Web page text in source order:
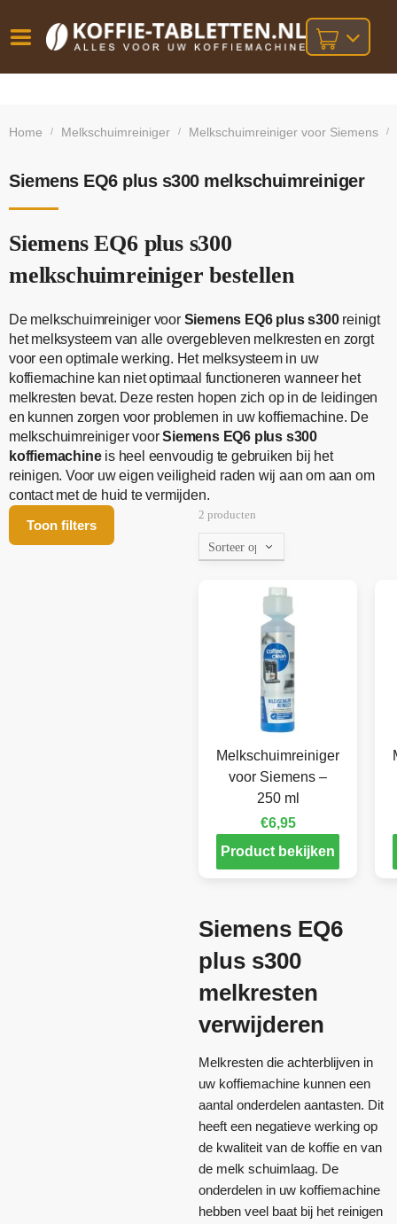
besteld,
bij orders
Home / Melkschuimreiniger / Melkschuimreiniger voor Siemens /
Siemens EQ6 plus s300 melkschuimreiniger
Siemens EQ6 plus s300
melkschuimreiniger bestellen
De melkschuimreiniger voor Siemens EQ6 plus s300reinigt
het melksysteem van alle overgebleven melkresten en zorgt
voor een optimale werking. Het melksysteem in uw
koffiemachine kan niet optimaal functioneren wanneer het
melkresten bevat. Deze resten hopen zich op in de leidingen
en kunnen zorgen voor problemen in uw koffiemachine. De
melkschuimreiniger voorSiemens EQ6 plus s300
koffiemachineis heel eenvoudig te gebruiken bij het
reinigen. Voor uw eigen veiligheid raden wij aan om aan om
contact met de huid te vermijden.
Toon filters
2 producten
Melkschuimreiniger
voor Siemens –
250 ml
€6,95
Product bekijken
Siemens EQ6
plus s300
melkresten
verwijderen
Melkresten die achterblijven in
uw koffiemachine kunnen een
aantal onderdelen aantasten. Dit
heeft een negatieve werking op
de kwaliteit van de koffie en van
de melk schuimlaag. De
onderdelen in uw koffiemachine
hebben veel baat bij het reinigen